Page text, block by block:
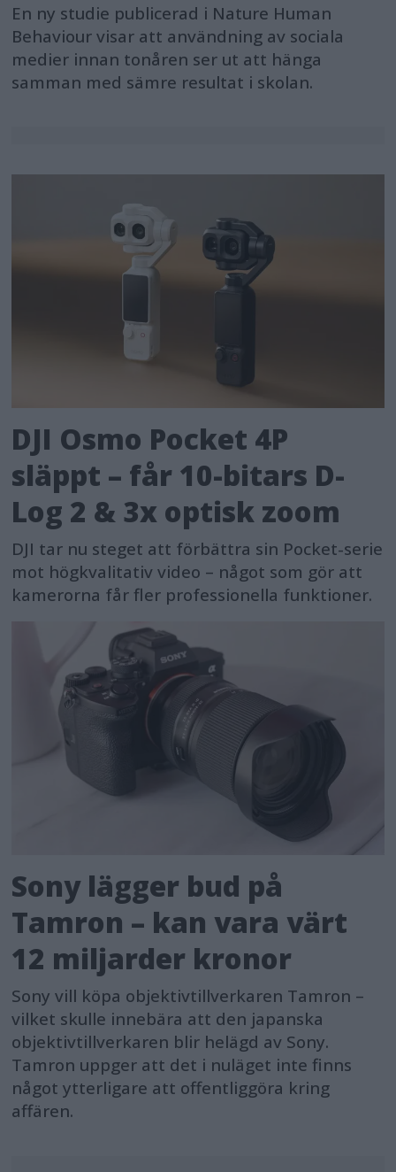
En ny studie publicerad i Nature Human
Behaviour visar att användning av sociala
medier innan tonåren ser ut att hänga
samman med sämre resultat i skolan.
DJI Osmo Pocket 4P
släppt – får 10-bitars D-
Log 2 & 3x optisk zoom
DJI tar nu steget att förbättra sin Pocket-serie
mot högkvalitativ video – något som gör att
kamerorna får fler professionella funktioner.
Sony lägger bud på
Tamron – kan vara värt
12 miljarder kronor
Sony vill köpa objektivtillverkaren Tamron –
vilket skulle innebära att den japanska
objektivtillverkaren blir helägd av Sony.
Tamron uppger att det i nuläget inte finns
något ytterligare att offentliggöra kring
affären.